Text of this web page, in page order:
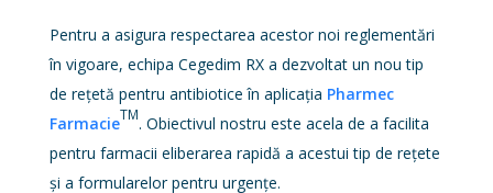
Pentru a asigura respectarea acestor noi reglementări
în vigoare, echipa Cegedim RX a dezvoltat un nou tip
de rețetă pentru antibiotice în aplicația Pharmec
FarmacieTM. Obiectivul nostru este acela de a facilita
pentru farmacii eliberarea rapidă a acestui tip de rețete
și a formularelor pentru urgențe.